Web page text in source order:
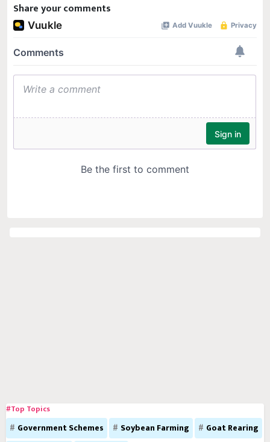
Share your comments
#Top Topics
Government Schemes Soybean Farming
Goat Rearing